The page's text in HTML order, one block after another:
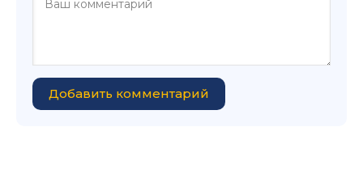
Добавить комментарий